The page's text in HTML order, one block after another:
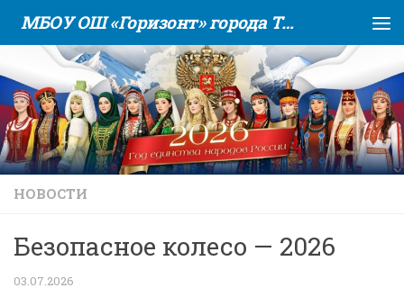
Skip to content МБОУ ОШ «Горизонт» города Тюмени
НОВОСТИ
Безопасное колесо — 2026
03.07.2026